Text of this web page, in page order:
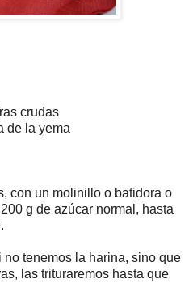
crudas
de la yema
con un molinillo o batidora o
g de azúcar normal, hasta
tenemos la harina, sino que
las trituraremos hasta que